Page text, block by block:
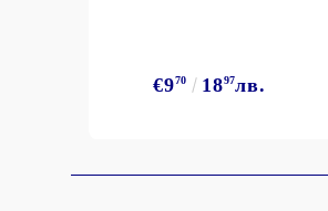
€970 1897лв.